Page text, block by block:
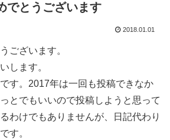
でとうございます
2018.01.01
ございます。
します。
す。2017年は一回も投稿できなか
とでもいいので投稿しようと思って
わけでもありませんが、日記代わり
す。